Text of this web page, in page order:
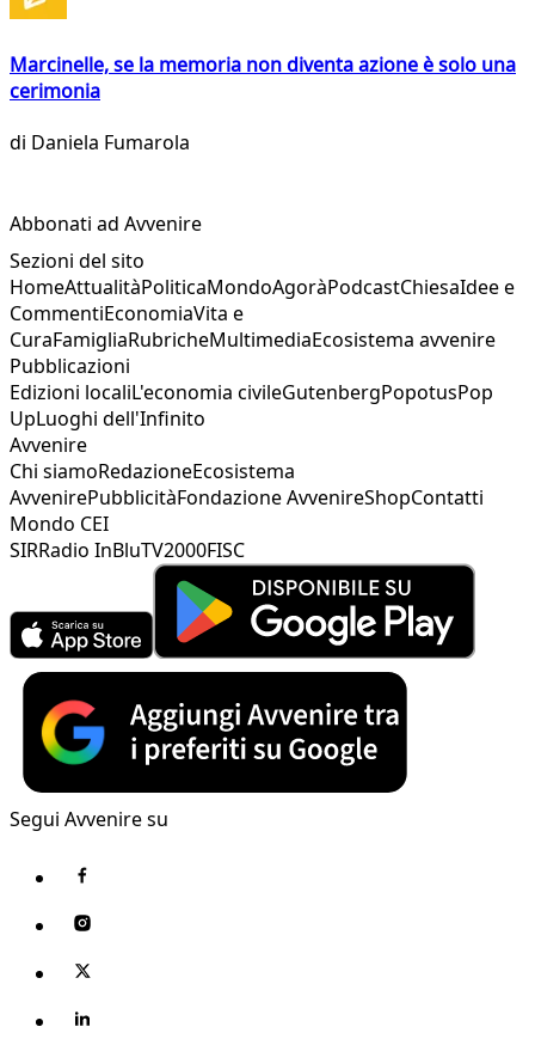
Marcinelle, se la memoria non diventa azione è solo una
cerimonia
di Daniela Fumarola
Abbonati ad Avvenire
Sezioni del sito
HomeAttualitàPoliticaMondoAgoràPodcastChiesaIdee e
CommentiEconomiaVita e
CuraFamigliaRubricheMultimediaEcosistema avvenire
Pubblicazioni
Edizioni localiL'economia civileGutenbergPopotusPop
UpLuoghi dell'Infinito
Avvenire
Chi siamoRedazioneEcosistema
AvvenirePubblicitàFondazione AvvenireShopContatti
Mondo CEI
SIRRadio InBluTV2000FISC
Segui Avvenire su